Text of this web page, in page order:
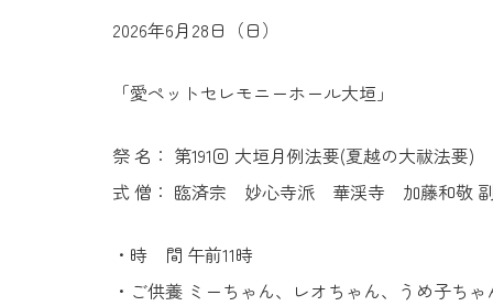
2026年6月28日（日）
「愛ペットセレモニーホール大垣」
祭 名： 第191回 大垣月例法要(夏越の大祓法要)
式 僧： 臨済宗 妙心寺派 華渓寺 加藤和敬
・時 間 午前11時
・ご供養 ミーちゃん、レオちゃん、うめ子ち